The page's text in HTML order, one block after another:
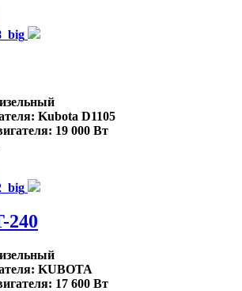
: Kubota D1105
: 19 000 Вт
240
: KUBOTA
: 17 600 Вт